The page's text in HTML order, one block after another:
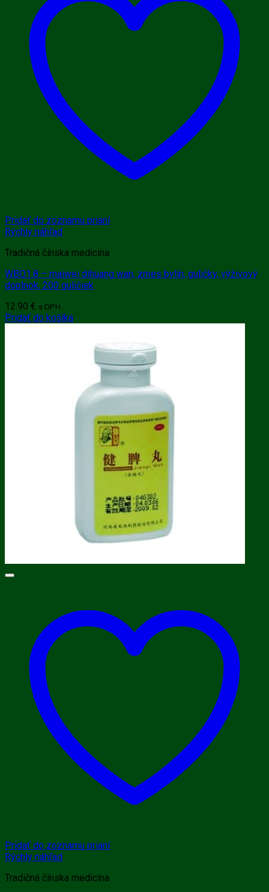
Pridať do zoznamu prianí
Rýchly náhľad
Tradičná čínska medicína
WBO1.8 – maiwei dihuang wan, zmes bylín, guličky, výživový
doplnok, 200 guličiek
12.90 € s DPH
Pridať do košíka
Pridať do zoznamu prianí
Rýchly náhľad
Tradičná čínska medicína